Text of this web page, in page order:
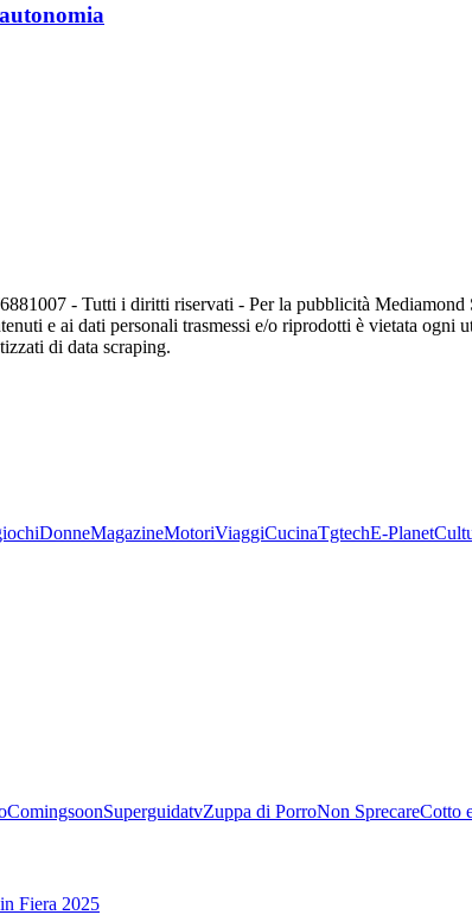
- Tutti i diritti riservati - Per la pubblicità
e ai dati personali trasmessi e/o riprodotti è vietata ogni
di data scraping.
DonneMagazineMotoriViaggiCucinaTgtechE-Planet
ComingsoonSuperguidatvZuppa di PorroNon SprecareCotto
Fiera 2025